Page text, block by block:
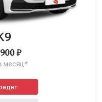
₽
месяц*
в кредит